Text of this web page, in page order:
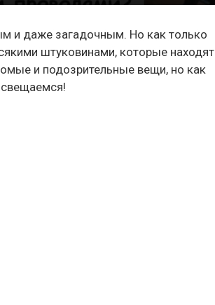
и даже загадочным. Но как только
штуковинами, которые находят
и подозрительные вещи, но как